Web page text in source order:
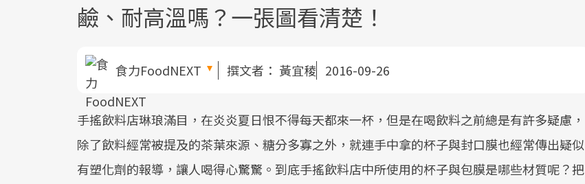
鹼、耐高溫嗎？一張圖看清楚！
食力FoodNEXT 撰文者： 黃宜稜 2016-09-26
手搖飲料店琳琅滿目，在炎炎夏日恨不得每天都來一杯，但是在喝飲料之前總是有許多疑慮，
除了飲料經常被提及的茶葉來源、糖分多寡之外，就連手中拿的杯子與封口膜也經常傳出疑似
有塑化劑的報導，讓人喝得心驚驚。到底手搖飲料店中所使用的杯子與包膜是哪些材質呢？把
邁向「健康照護」的新時代。隨著國家
政策如「健康台灣推動委員會」與「長
照3.0」的推進，「預防醫學」已成全民
健康新生活」，從講座、體驗到運動，
全面啟動你的健康革命！
發，透過醫學觀點與日常感受的對話，
建立對亞健康的認知，進而引導實際的
改善行動。